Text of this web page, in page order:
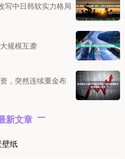
写中日韩软实力格局
规模互袭
，突然连续重金布
新文章
纸